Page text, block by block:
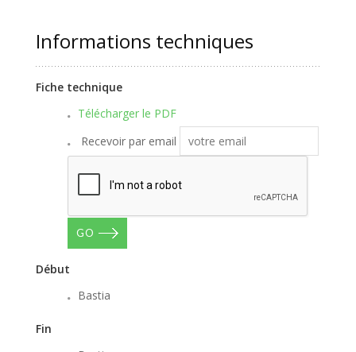
Informations techniques
Fiche technique
Télécharger le PDF
Recevoir par email
GO
Début
Bastia
Fin